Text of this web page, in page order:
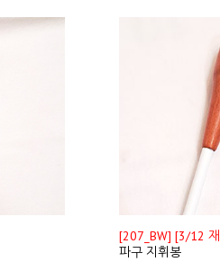
[207_BW] [3/12
파구 지휘봉